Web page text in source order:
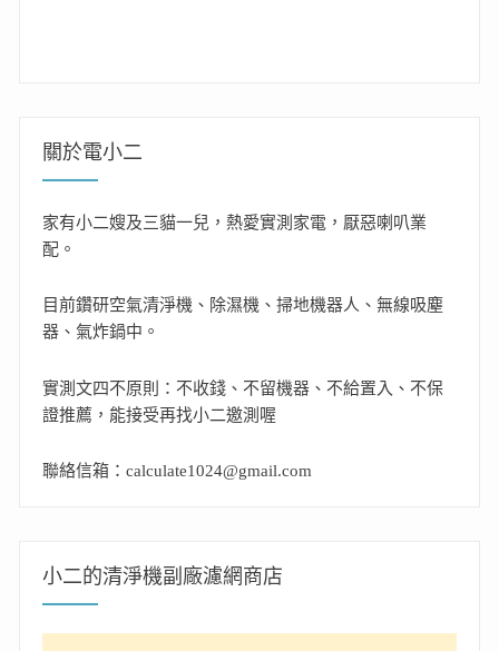
關於電小二
家有小二嫂及三貓一兒，熱愛實測家電，厭惡喇叭業
配。
目前鑽研空氣清淨機、除濕機、掃地機器人、無線吸塵
器、氣炸鍋中。
實測文四不原則：不收錢、不留機器、不給置入、不保
證推薦，能接受再找小二邀測喔
聯絡信箱：calculate1024@gmail.com
小二的清淨機副廠濾網商店